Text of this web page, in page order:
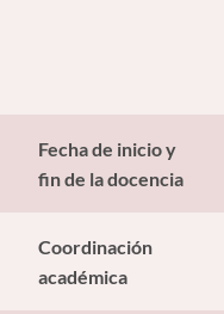
Fecha de inicio y
fin de la docencia
Coordinación
académica